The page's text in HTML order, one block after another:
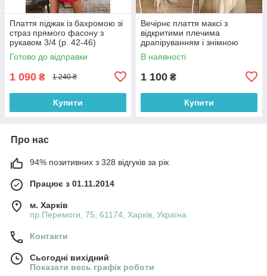
Плаття піджак із бахромою зі
страз прямого фасону з
рукавом 3/4 (р. 42-46)
66032050Qr
Готово до відправки
1 090 ₴ 1 240 ₴
Купити
Вечірнє плаття максі з
відкритими плечима
драпіруванням і знімною
фатиновою спідницею (р. 42-
46) 33036307
В наявності
1 100 ₴
Купити
Про нас
94% позитивних з 328 відгуків за рік
Працює з 01.11.2014
м. Харків
пр.Перемоги, 75, 61174, Харків, Україна
Контакти
Сьогодні вихідний
Показати весь графік роботи